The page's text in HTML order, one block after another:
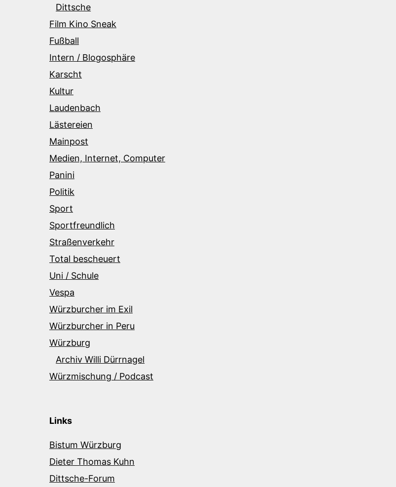
Dittsche
Film Kino Sneak
Fußball
Intern / Blogosphäre
Karscht
Kultur
Laudenbach
Lästereien
Mainpost
Medien, Internet, Computer
Panini
Politik
Sport
Sportfreundlich
Straßenverkehr
Total bescheuert
Uni / Schule
Vespa
Würzburcher im Exil
Würzburcher in Peru
Würzburg
Archiv Willi Dürrnagel
Würzmischung / Podcast
Links
Bistum Würzburg
Dieter Thomas Kuhn
Dittsche-Forum